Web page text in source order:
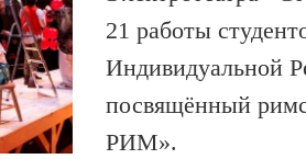
21 работы
Индивидуальной
посвящённый
РИМ».